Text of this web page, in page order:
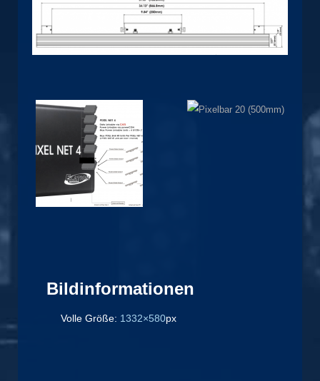
Bildinformationen
Volle Größe: 1332×580px